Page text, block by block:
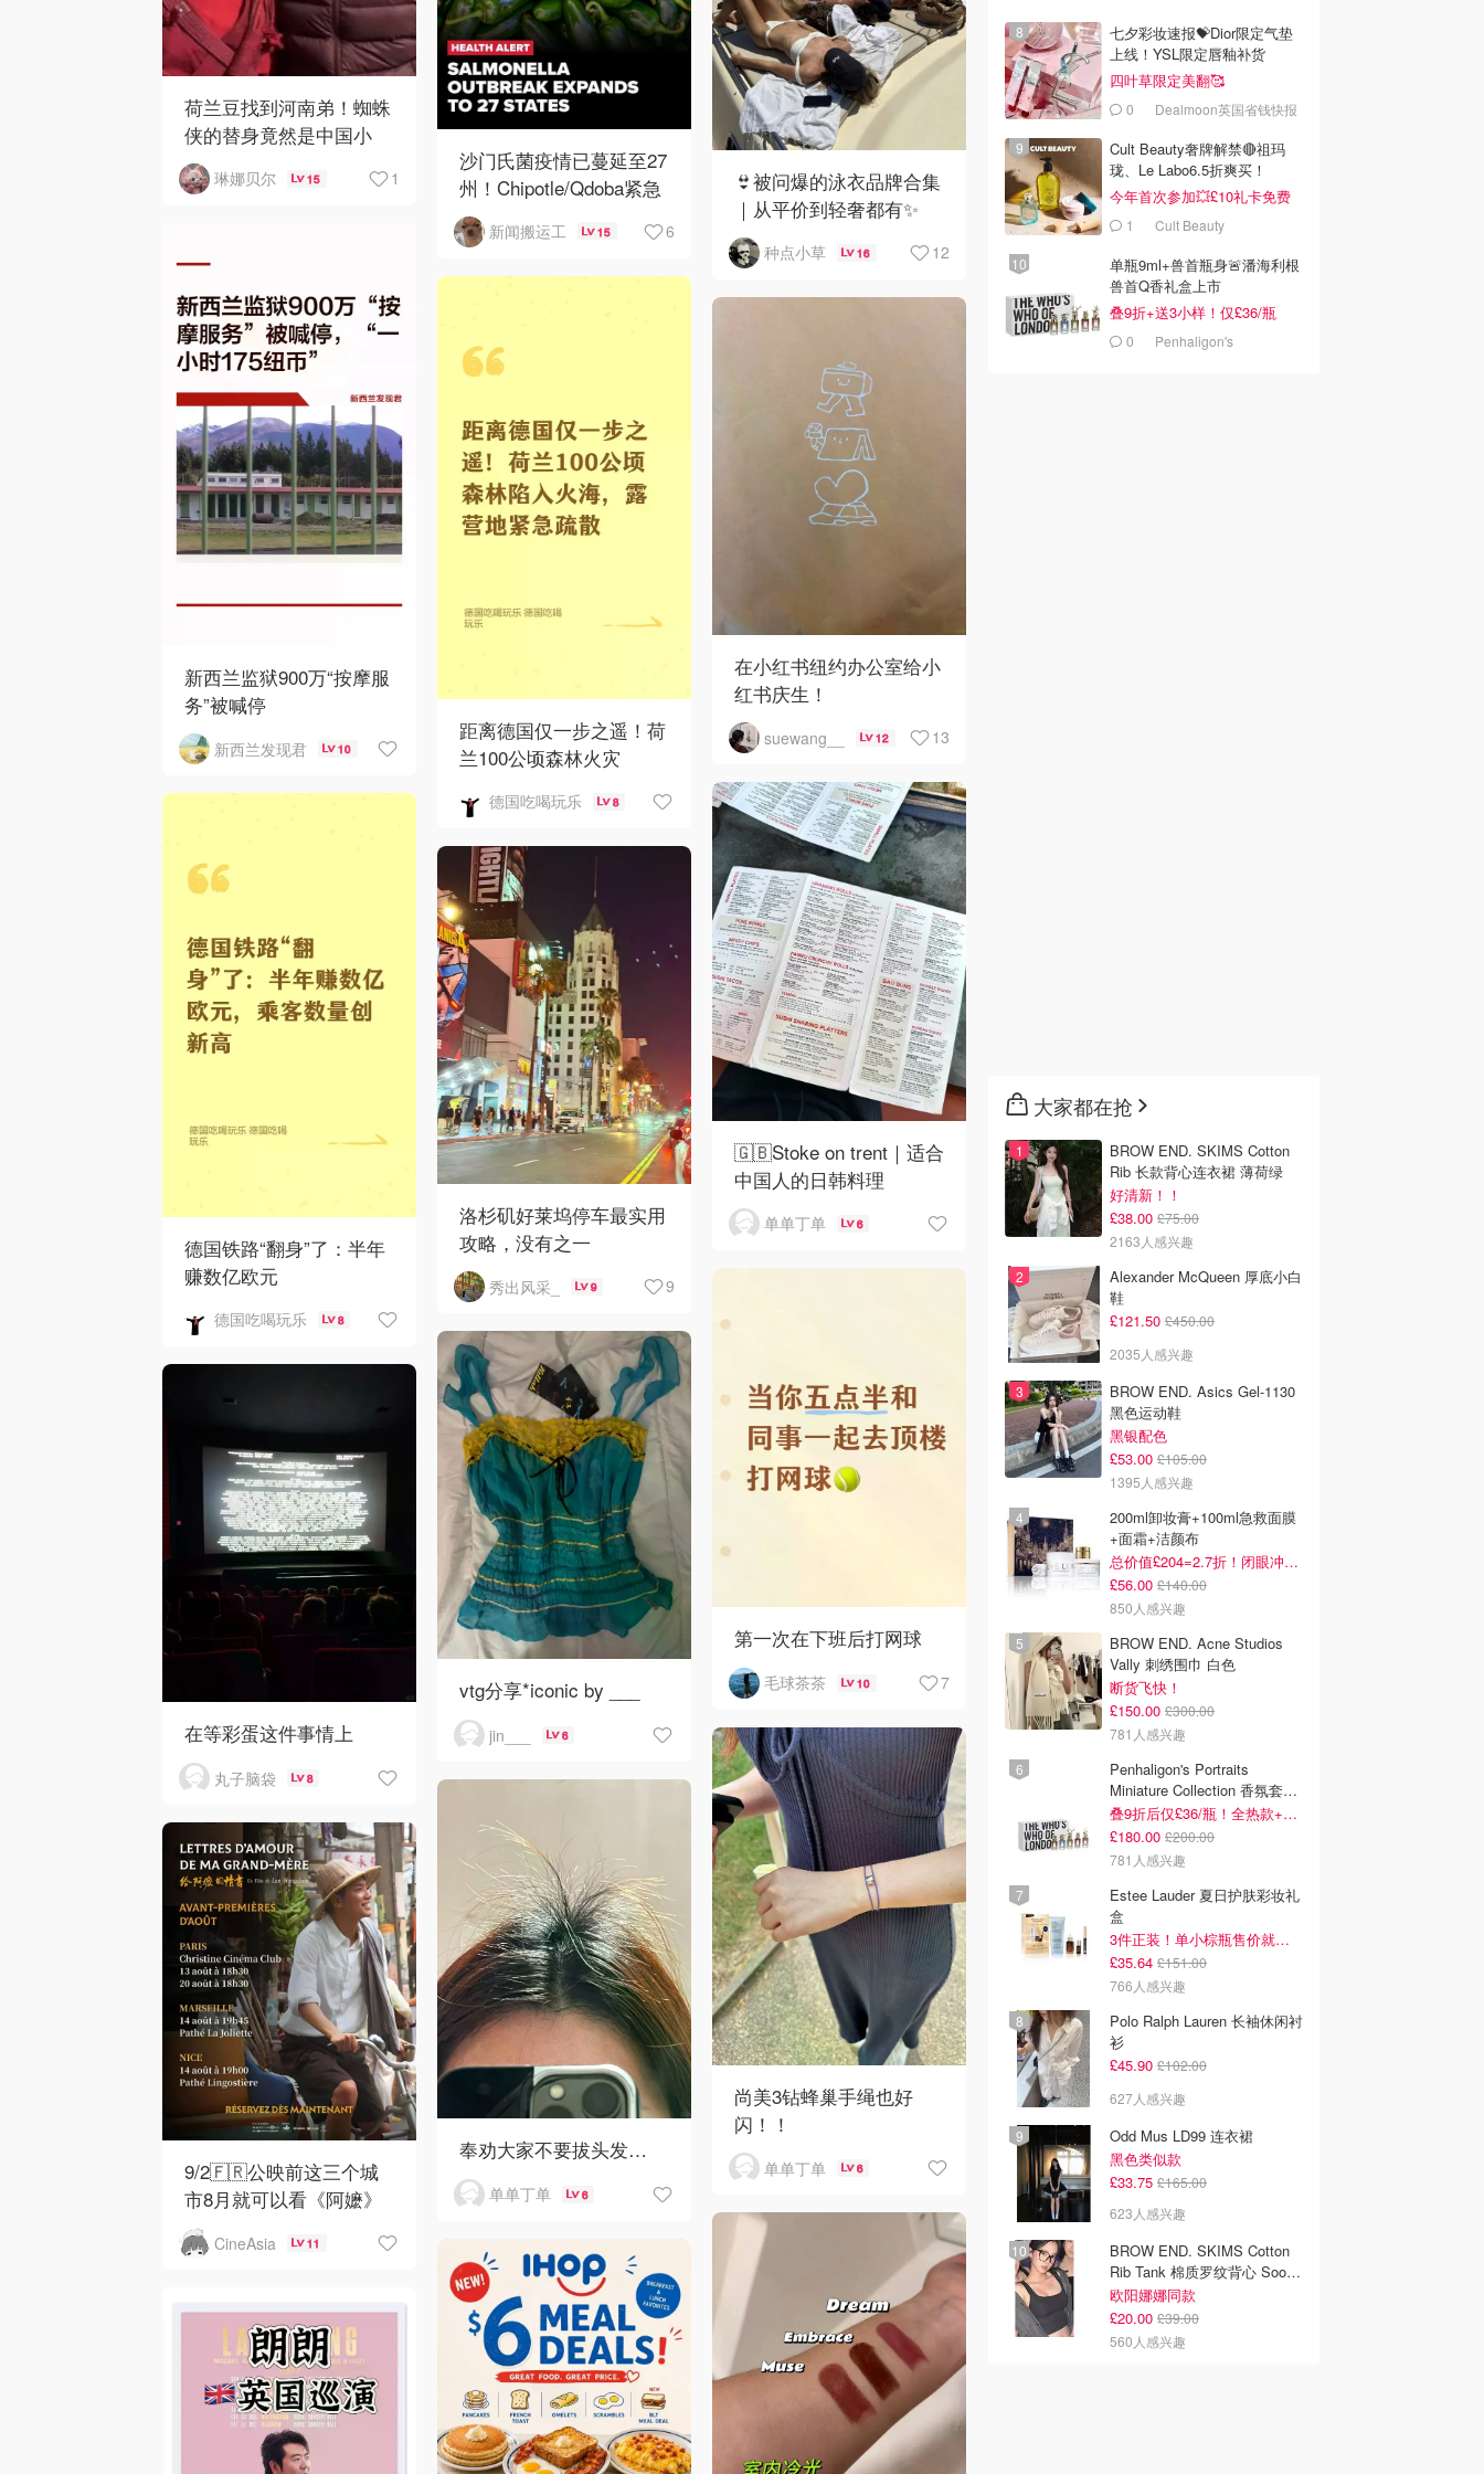
荷兰豆找到河南弟！蜘蛛
侠的替身竟然是中国小
哥？！
琳娜贝尔 15 1
沙门氏菌疫情已蔓延至27
州！Chipotle/Qdoba紧急
下架辣椒
新闻搬运工 15 6
👙被问爆的泳衣品牌合集
｜从平价到轻奢都有✨
种点小草 16 12
新西兰监狱900万“按摩服
务”被喊停
新西兰发现君 10
距离德国仅一步之遥！荷
兰100公顷森林火灾
德国吃喝玩乐 8
在小红书纽约办公室给小
红书庆生！
suewang__ 12 13
🇬🇧Stoke on trent｜适合
中国人的日韩料理
单单丁单 6
德国铁路“翻身”了：半年
赚数亿欧元
德国吃喝玩乐 8
洛杉矶好莱坞停车最实用
攻略，没有之一
秀出风采_ 9 9
第一次在下班后打网球
毛球茶茶 10 7
vtg分享*iconic by ___
jin___ 6
在等彩蛋这件事情上
丸子脑袋 8
尚美3钻蜂巢手绳也好
闪！！
单单丁单 6
奉劝大家不要拔头发…
单单丁单 6
9/2🇫🇷公映前这三个城
市8月就可以看《阿嬷》
CineAsia 11
七夕彩妆速报💝Dior限定气垫
上线！YSL限定唇釉补货
四叶草限定美翻🥰
0 Dealmoon英国省钱快报
Cult Beauty奢牌解禁🔴祖玛
珑、Le Labo6.5折爽买！
今年首次参加💥£10礼卡免费
拿 1 Cult Beauty
单瓶9ml+兽首瓶身🚨潘海利根
兽首Q香礼盒上市
叠9折+送3小样！仅£36/瓶
0 Penhaligon's
大家都在抢
BROW END. SKIMS Cotton
Rib 长款背心连衣裙 薄荷绿
好清新！！
£38.00 £75.00
2163人感兴趣
Alexander McQueen 厚底小白
鞋
£121.50 £450.00
2035人感兴趣
BROW END. Asics Gel-1130
黑色运动鞋
黑银配色
£53.00 £105.00
1395人感兴趣
200ml卸妆膏+100ml急救面膜
+面霜+洁颜布
总价值£204=2.7折！闭眼冲这套！
£56.00 £140.00
850人感兴趣
BROW END. Acne Studios
Vally 刺绣围巾 白色
断货飞快！
£150.00 £300.00
781人感兴趣
Penhaligon's Portraits
Miniature Collection 香氛套装
5瓶装
叠9折后仅£36/瓶！全热款+标志性兽首头
£180.00 £200.00
781人感兴趣
Estee Lauder 夏日护肤彩妆礼
盒
3件正装！单小棕瓶售价就要£65！
£35.64 £151.00
766人感兴趣
Polo Ralph Lauren 长袖休闲衬
衫
£45.90 £102.00
627人感兴趣
Odd Mus LD99 连衣裙
黑色类似款
£33.75 £165.00
623人感兴趣
BROW END. SKIMS Cotton
Rib Tank 棉质罗纹背心 Soot
色
欧阳娜娜同款
£20.00 £39.00
560人感兴趣